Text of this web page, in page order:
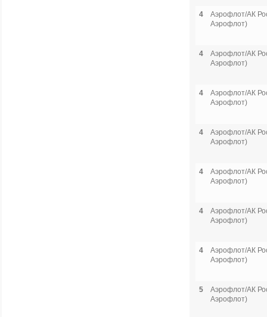
4
Аэрофлот/АК
Аэрофлот)
4
Аэрофлот/АК
Аэрофлот)
4
Аэрофлот/АК
Аэрофлот)
4
Аэрофлот/АК
Аэрофлот)
4
Аэрофлот/АК
Аэрофлот)
4
Аэрофлот/АК
Аэрофлот)
4
Аэрофлот/АК
Аэрофлот)
5
Аэрофлот/АК
Аэрофлот)